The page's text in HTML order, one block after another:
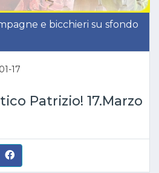
e bicchieri su sfondo
17
Patrizio! 17.Marzo